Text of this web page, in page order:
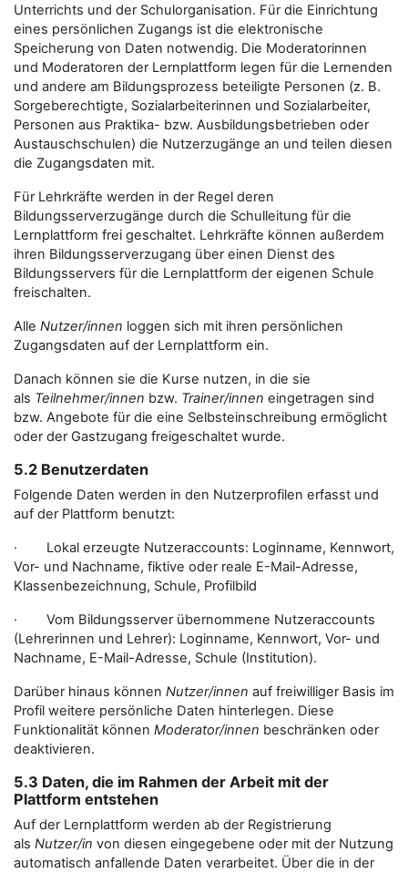
Unterrichts und der Schulorganisation. Für die Einrichtung
eines persönlichen Zugangs ist die elektronische
Speicherung von Daten notwendig. Die Moderatorinnen
und Moderatoren der Lernplattform legen für die Lernenden
und andere am Bildungsprozess beteiligte Personen (z. B.
Sorgeberechtigte, Sozialarbeiterinnen und Sozialarbeiter,
Personen aus Praktika- bzw. Ausbildungsbetrieben oder
Austauschschulen) die Nutzerzugänge an und teilen diesen
die Zugangsdaten mit.
Für Lehrkräfte werden in der Regel deren
Bildungsserverzugänge durch die Schulleitung für die
Lernplattform frei geschaltet. Lehrkräfte können außerdem
ihren Bildungsserverzugang über einen Dienst des
Bildungsservers für die Lernplattform der eigenen Schule
freischalten.
Alle Nutzer/innen loggen sich mit ihren persönlichen
Zugangsdaten auf der Lernplattform ein.
Danach können sie die Kurse nutzen, in die sie
als Teilnehmer/innen bzw. Trainer/innen eingetragen sind
bzw. Angebote für die eine Selbsteinschreibung ermöglicht
oder der Gastzugang freigeschaltet wurde.
5.2 Benutzerdaten
Folgende Daten werden in den Nutzerprofilen erfasst und
auf der Plattform benutzt:
· Lokal erzeugte Nutzeraccounts: Loginname, Kennwort,
Vor- und Nachname, fiktive oder reale E-Mail-Adresse,
Klassenbezeichnung, Schule, Profilbild
· Vom Bildungsserver übernommene Nutzeraccounts
(Lehrerinnen und Lehrer): Loginname, Kennwort, Vor- und
Nachname, E-Mail-Adresse, Schule (Institution).
Darüber hinaus können Nutzer/innen auf freiwilliger Basis im
Profil weitere persönliche Daten hinterlegen. Diese
Funktionalität können Moderator/innen beschränken oder
deaktivieren.
5.3 Daten, die im Rahmen der Arbeit mit der
Plattform entstehen
Auf der Lernplattform werden ab der Registrierung
als Nutzer/in von diesen eingegebene oder mit der Nutzung
automatisch anfallende Daten verarbeitet. Über die in der